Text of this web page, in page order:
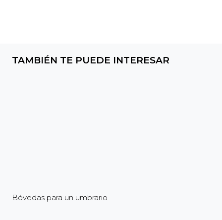
TAMBIÉN TE PUEDE INTERESAR
Bóvedas para un umbrario